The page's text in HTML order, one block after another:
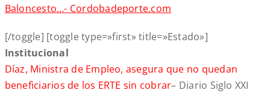
Baloncesto…- Cordobadeporte.com
[/toggle] [toggle type=»first» title=»Estado»]
Institucional
Díaz, Ministra de Empleo, asegura que no quedan
beneficiarios de los ERTE sin cobrar– Diario Siglo XXI